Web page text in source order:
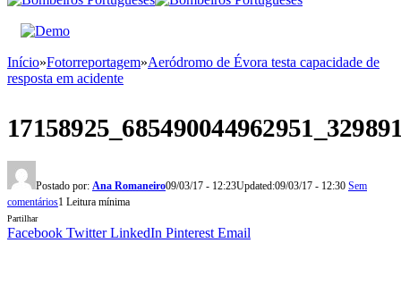
Início»Fotorreportagem»Aeródromo de Évora testa capacidade de
resposta em acidente
Postado por: Ana Romaneiro09/03/17 - 12:23Updated:09/03/17 - 12:30 Sem
comentários1 Leitura mínima
Partilhar
Facebook Twitter LinkedIn Pinterest Email